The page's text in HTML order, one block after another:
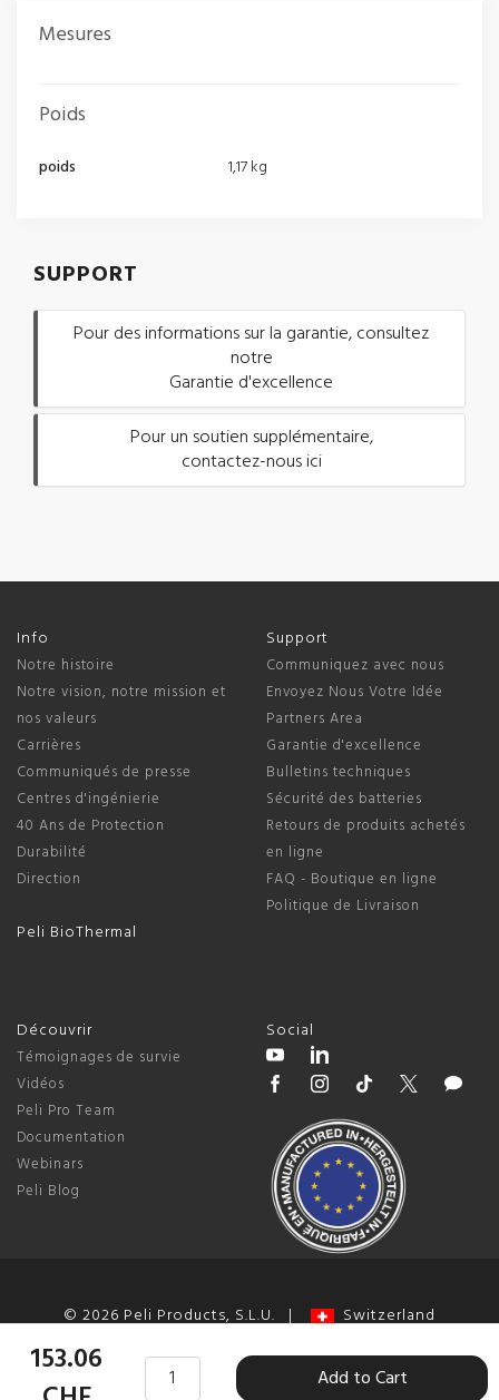
Mesures
Poids
poids 1,17 kg
SUPPORT
Pour des informations sur la garantie, consultez
notre
Garantie d'excellence
Pour un soutien supplémentaire,
contactez-nous ici
153.06
Add to Cart
Info
Notre histoire
Notre vision, notre mission et
nos valeurs
Carrières
Communiqués de presse
Centres d'ingénierie
40 Ans de Protection
Durabilité
Direction
Peli BioThermal
Support
Communiquez avec nous
Envoyez Nous Votre Idée
Partners Area
Garantie d'excellence
Bulletins techniques
Sécurité des batteries
Retours de produits achetés
en ligne
FAQ - Boutique en ligne
Politique de Livraison
Découvrir
Témoignages de survie
Vidéos
Peli Pro Team
Documentation
Webinars
Peli Blog
Social
© 2026 Peli Products, S.L.U. | Switzerland
Termes et Conditions
Cookie Preferences